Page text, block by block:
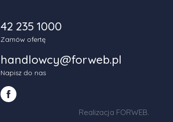
42 235 1000
Zamów ofertę
handlowcy@forweb.pl
Napisz do nas
Realizacja FORWEB.